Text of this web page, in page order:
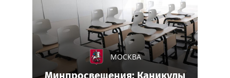
МОСКВА
Минпросвещения: Каникулы